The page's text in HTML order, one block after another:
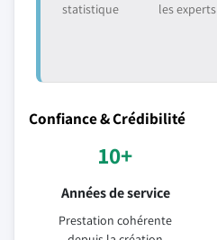
statistique
les experts
Confiance & Crédibilité
10+
Années de service
Prestation cohérente